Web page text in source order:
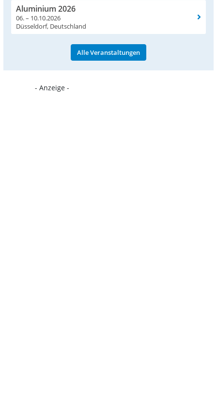
Aluminium 2026
06. – 10.10.2026
Düsseldorf, Deutschland
Alle Veranstaltungen
- Anzeige -